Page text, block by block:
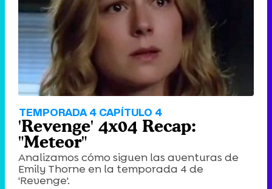
TEMPORADA 4 CAPÍTULO 4
'Revenge' 4x04 Recap:
"Meteor"
Analizamos cómo siguen las aventuras de
Emily Thorne en la temporada 4 de
'Revenge'.